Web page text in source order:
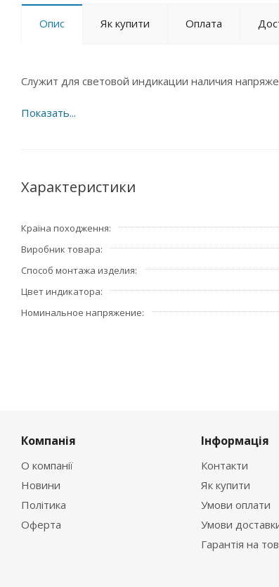
Опис Як купити Оплата
Служит для световой индикации наличия
Характеристики
Країна походження
Виробник товара
Способ монтажа изделия
Цвет индикатора
Номинальное напряжение
Компанія
О компанії
Новини
Політика
Оферта
Інформація
Контакти
Як купити
Умови оплати
Умови
Гарантія на